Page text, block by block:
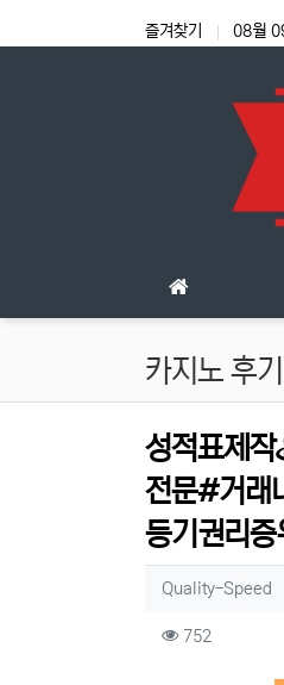
즐겨찾기 08월
카지노 후기
성적표제
전문#거래
등기권리증
작성자 정보
Quality-Speed
컨텐츠 정보
752